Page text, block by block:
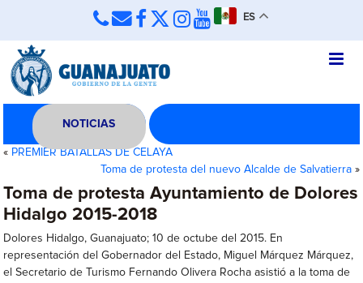
ES
NOTICIAS
« PREMIER BATALLAS DE CELAYA
Toma de protesta del nuevo Alcalde de Salvatierra»
Toma de protesta Ayuntamiento de Dolores
Hidalgo 2015-2018
Dolores Hidalgo, Guanajuato; 10 de octube del 2015. En
representación del Gobernador del Estado, Miguel Márquez Márquez,
el Secretario de Turismo Fernando Olivera Rocha asistió a la toma de